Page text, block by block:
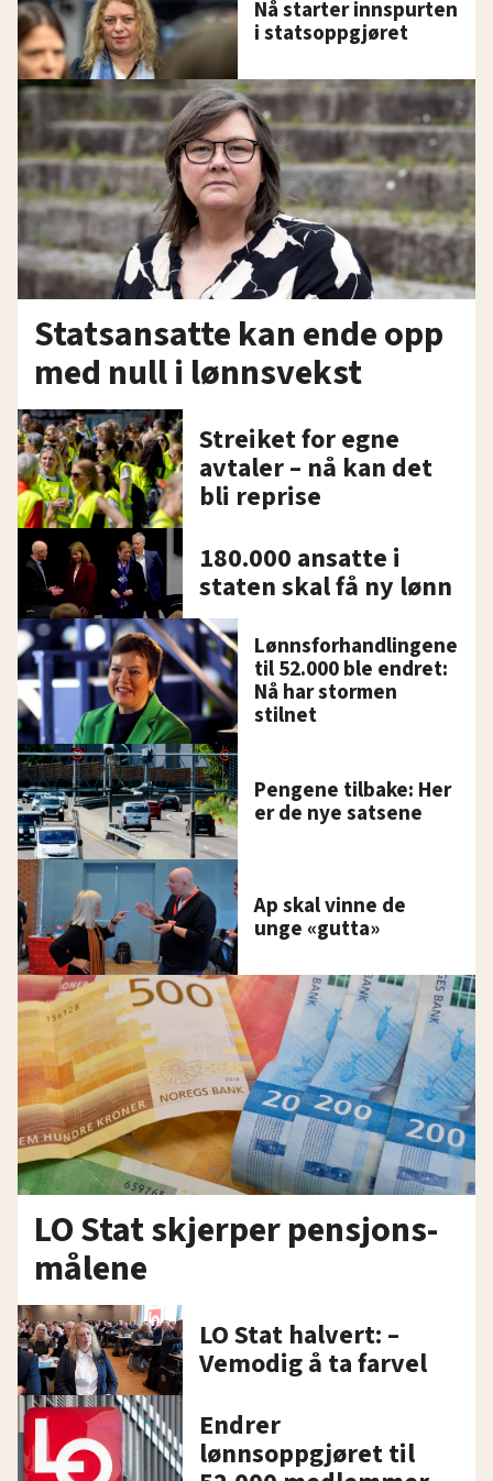
Nå starter innspurten
i statsoppgjøret
Statsansatte kan ende opp
med null i lønnsvekst
Streiket for egne
avtaler – nå kan det
bli reprise
180.000 ansatte i
staten skal få ny lønn
Lønnsforhandlingene
til 52.000 ble endret:
Nå har stormen
stilnet
Pengene tilbake: Her
er de nye satsene
Ap skal vinne de
unge «gutta»
LO Stat skjerper pensjons-
målene
LO Stat halvert: –
Vemodig å ta farvel
Endrer
lønnsoppgjøret til